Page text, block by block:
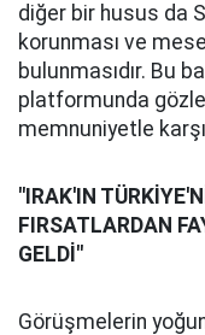
diğer bir husus da
korunması ve
bulunmasıdır. Bu
platformunda
memnuniyetle
"IRAK'IN
FIRSATLARDAN
GELDİ"
Görüşmelerin